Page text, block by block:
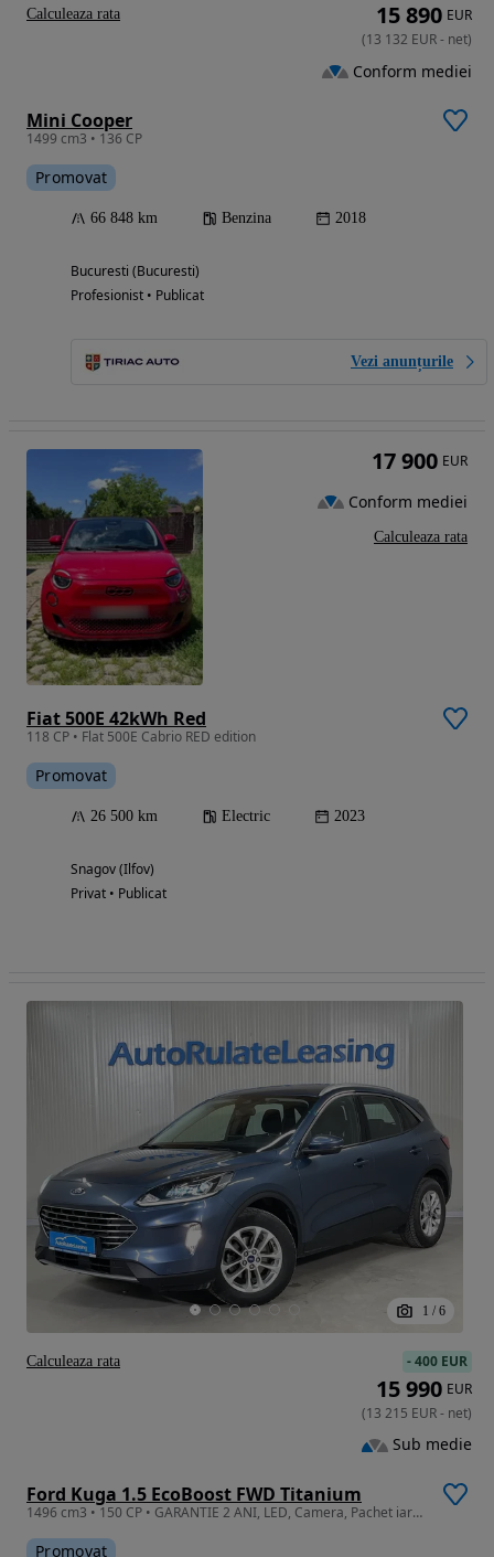
Mini Cooper
1499 cm3 • 136 CP
Promovat
66 848 km Benzina 2018
Bucuresti (Bucuresti)
Profesionist • Publicat
Vezi anunțurile
15 890 EUR
(13 132 EUR- net)
Conform mediei
Calculeaza rata
Fiat 500E 42kWh Red
118 CP • Flat 500E Cabrio RED edition
Promovat
26 500 km Electric 2023
Snagov (Ilfov)
Privat • Publicat
17 900 EUR
Conform mediei
Calculeaza rata
1 / 6
Ford Kuga 1.5 EcoBoost FWD Titanium
1496 cm3 • 150 CP • GARANTIE 2 ANI, LED, Camera, Pachet iarna, Clima
Promovat
-400 EUR
15 990 EUR
(13 215 EUR- net)
Sub medie
Calculeaza rata